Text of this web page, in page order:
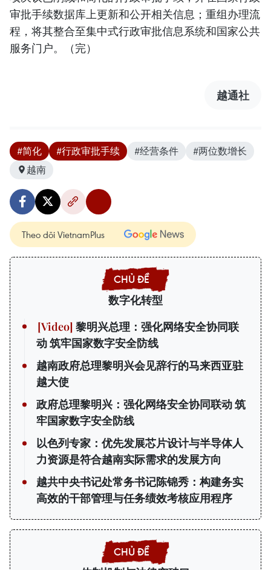
审批手续数据库上更新和公开相关信息；重组办理流
程，将其整合至集中式行政审批信息系统和国家公共
服务门户。（完）
越通社
#简化 #行政审批手续 #经营条件
#两位数增长
越南
Theo dõi VietnamPlus
数字化转型
黎明兴总理：强化网络安全协同联
动 筑牢国家数字安全防线
越南政府总理黎明兴会见辞行的马来西亚驻
越大使
政府总理黎明兴：强化网络安全协同联动 筑
牢国家数字安全防线
以色列专家：优先发展芯片设计与半导体人
力资源是符合越南实际需求的发展方向
越共中央书记处常务书记陈锦秀：构建务实
高效的干部管理与任务绩效考核应用程序